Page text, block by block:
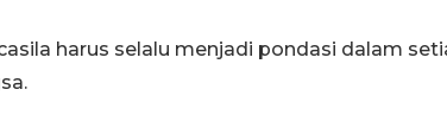
harus selalu menjadi pondasi dalam